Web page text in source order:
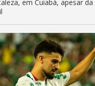
em Cuiabá, apesar